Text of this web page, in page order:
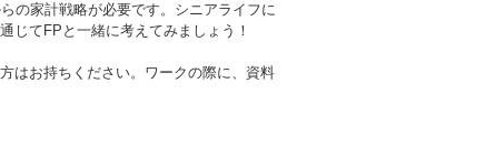
の家計戦略が必要です。シニアライフに
じてFPと一緒に考えてみましょう！
はお持ちください。ワークの際に、資料